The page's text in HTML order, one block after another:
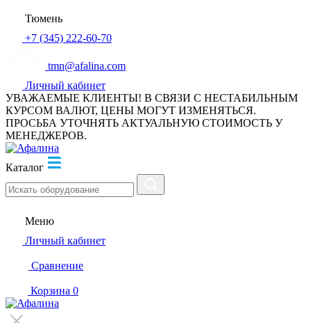
Тюмень
+7 (345) 222-60-70
tmn@afalina.com
Личный кабинет
УВАЖАЕМЫЕ КЛИЕНТЫ! В СВЯЗИ С НЕСТАБИЛЬНЫМ
КУРСОМ ВАЛЮТ, ЦЕНЫ МОГУТ ИЗМЕНЯТЬСЯ.
ПРОСЬБА УТОЧНЯТЬ АКТУАЛЬНУЮ СТОИМОСТЬ У
МЕНЕДЖЕРОВ.
Каталог
Меню
Личный кабинет
Сравнение
Корзина 0